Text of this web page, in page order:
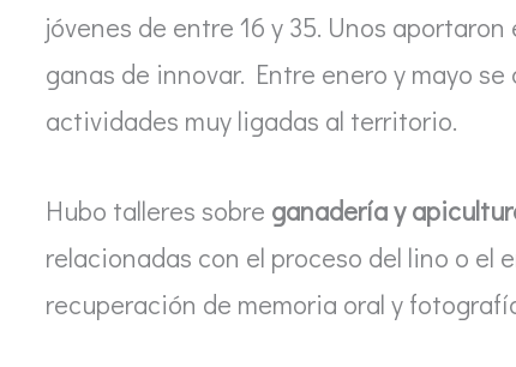
jóvenes de entre 16 y 35. Unos
ganas de innovar. Entre enero y mayo
actividades muy ligadas al territorio.
Hubo talleres sobre ganadería y
relacionadas con el proceso del lino o el
recuperación de memoria oral y